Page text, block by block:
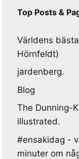
Top Posts &
Världens
Hörnfeldt)
jardenberg.
Blog
The Dunning-
illustrated.
#ensakidag -
minuter om